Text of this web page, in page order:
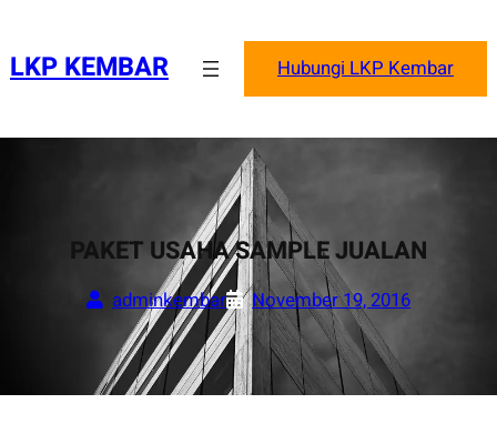
content
LKP KEMBAR Hubungi LKP Kembar
PAKET USAHA SAMPLE JUALAN
adminkembar November 19, 2016